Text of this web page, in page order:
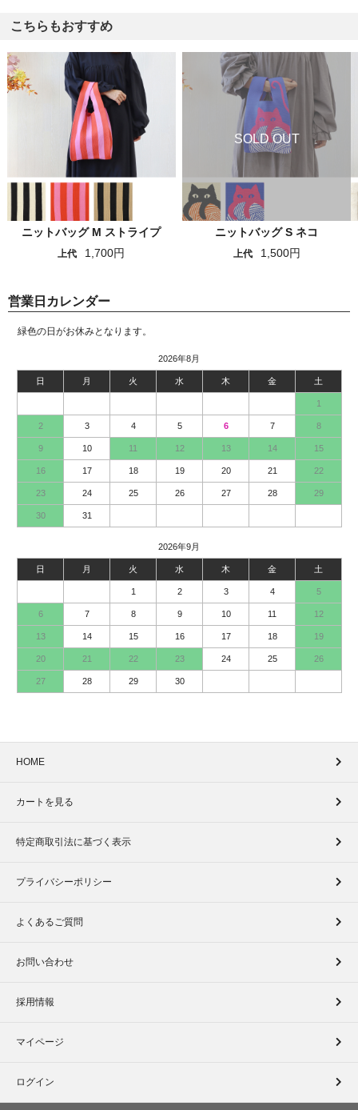
こちらもおすすめ
ニットバッグ M ストライプ
上代 1,700円
ニットバッグ S ネコ
上代 1,500円
営業日カレンダー
緑色の日がお休みとなります。
2026年8月
日 月 火 水 木 金 土
1
2 3 4 5 6 7 8
9 10 11 12 13 14 15
16 17 18 19 20 21 22
23 24 25 26 27 28 29
30 31
2026年9月
日 月 火 水 木 金 土
1 2 3 4 5
6 7 8 9 10 11 12
13 14 15 16 17 18 19
20 21 22 23 24 25 26
27 28 29 30
HOME
カートを見る
特定商取引法に基づく表示
プライバシーポリシー
よくあるご質問
お問い合わせ
採用情報
マイページ
ログイン